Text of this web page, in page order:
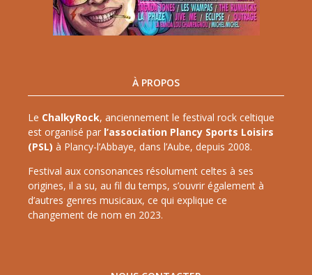
À PROPOS
Le ChalkyRock, anciennement le festival rock celtique
est organisé par l’association Plancy Sports Loisirs
(PSL) à Plancy-l’Abbaye, dans l’Aube, depuis 2008.
Festival aux consonances résolument celtes à ses
origines, il a su, au fil du temps, s’ouvrir également à
d’autres genres musicaux, ce qui explique ce
changement de nom en 2023.